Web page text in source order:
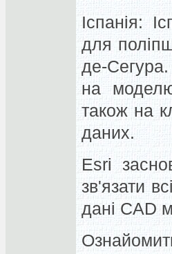
Іспанія:
для
де-
на
також на
даних.
Esri
зв'язати
дані CAD